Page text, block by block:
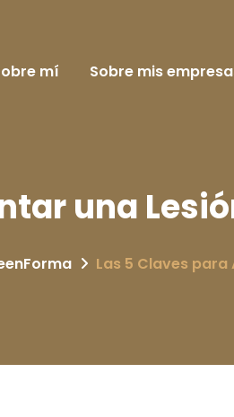
mí Sobre mis
una
Las 5 Claves